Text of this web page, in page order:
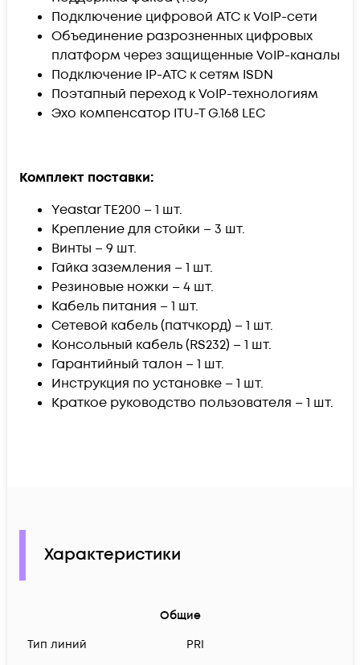
Подключение цифровой АТС к VoIP-сети
Объединение разрозненных цифровых
платформ через защищенные VoIP-каналы
Подключение IP-ATC к сетям ISDN
Поэтапный переход к VoIP-технологиям
Эхо компенсатор ITU-T G.168 LEC
Комплект поставки:
Yeastar TE200 – 1 шт.
Крепление для стойки – 3 шт.
Винты – 9 шт.
Гайка заземления – 1 шт.
Резиновые ножки – 4 шт.
Кабель питания – 1 шт.
Сетевой кабель (патчкорд) – 1 шт.
Консольный кабель (RS232) – 1 шт.
Гарантийный талон – 1 шт.
Инструкция по установке – 1 шт.
Краткое руководство пользователя – 1 шт.
Характеристики
Общие
Тип линий
PRI